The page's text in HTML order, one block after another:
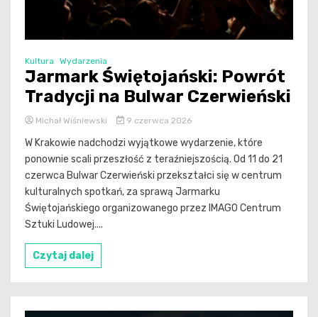
Kultura Wydarzenia
Jarmark Świętojański: Powrót
Tradycji na Bulwar Czerwieński
Michał Wiśniewski 9 czerwca 2026
W Krakowie nadchodzi wyjątkowe wydarzenie, które
ponownie scali przeszłość z teraźniejszością. Od 11 do 21
czerwca Bulwar Czerwieński przekształci się w centrum
kulturalnych spotkań, za sprawą Jarmarku
Świętojańskiego organizowanego przez IMAGO Centrum
Sztuki Ludowej....
Czytaj dalej